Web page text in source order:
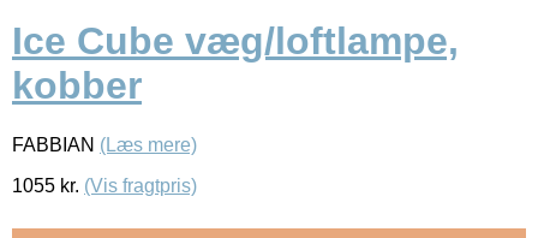
Ice Cube væg/loftlampe,
kobber
FABBIAN (Læs mere)
1055 kr. (Vis fragtpris)